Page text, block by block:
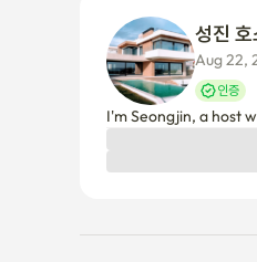
숙소 이용 정보
호스트 승인 후